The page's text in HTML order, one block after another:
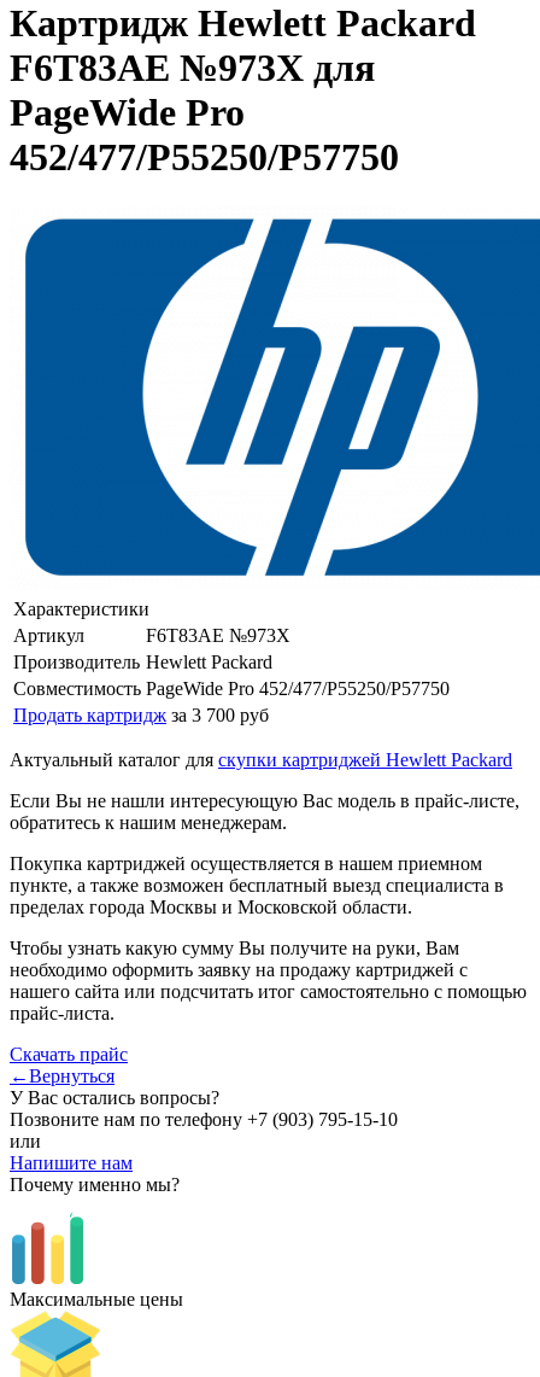
Картридж Hewlett Packard
F6T83AE №973X для
PageWide Pro
452/477/P55250/P57750
Характеристики
Артикул
F6T83AE №973X
Производитель Hewlett Packard
Совместимость PageWide Pro 452/477/P55250/P57750
Продать картридж за 3 700 руб
Актуальный каталог для скупки картриджей Hewlett Packard
Если Вы не нашли интересующую Вас модель в прайс-листе,
обратитесь к нашим менеджерам.
Покупка картриджей осуществляется в нашем приемном
пункте, а также возможен бесплатный выезд специалиста в
пределах города Москвы и Московской области.
Чтобы узнать какую сумму Вы получите на руки, Вам
необходимо оформить заявку на продажу картриджей с
нашего сайта или подсчитать итог самостоятельно с помощью
прайс-листа.
Скачать прайс
←Вернуться
У Вас остались вопросы?
Позвоните нам по телефону +7 (903) 795-15-10
или
Напишите нам
Почему именно мы?
Максимальные цены